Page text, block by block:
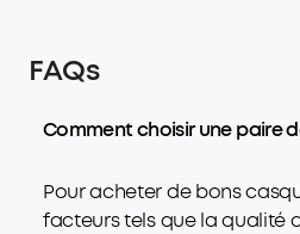
FAQs
Comment choisir une paire
Pour acheter de bons
facteurs tels que la qualité